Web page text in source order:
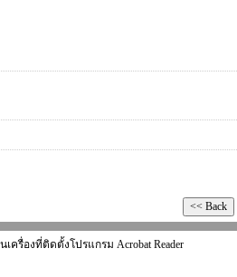
ครื่องที่ติดตั้งโปรแกรม Acrobat Reader